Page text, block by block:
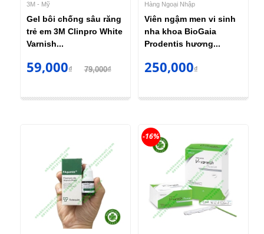
3M - Mỹ
Gel bôi chống sâu răng
trẻ em 3M Clinpro White
Varnish...
59,000₫79,000₫
Hàng Ngoại Nhập
Viên ngậm men vi sinh
nha khoa BioGaia
Prodentis hương...
250,000₫
-16%